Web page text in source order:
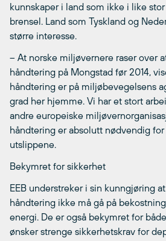
kunnskaper i land som ikke i like
brensel. Land som Tyskland og
større interesse.
– At norske miljøvernere raser over
håndtering på Mongstad før 2014,
håndtering er på miljøbevegelsens
grad her hjemme. Vi har et stort
andre europeiske
håndtering er absolutt nødvendig
utslippene.
Bekymret for sikkerhet
EEB understreker i sin kunngjøring
håndtering ikke må gå på
energi. De er også bekymret for
ønsker strenge sikkerhetskrav for